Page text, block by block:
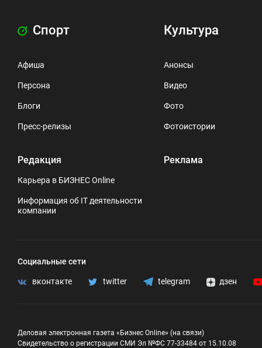
Спорт
Афиша
Персона
Блоги
Пресс-релизы
Редакция
Карьера в БИЗНЕС Online
Информация об IT деятельности
компании
Культура
Анонсы
Видео
Фото
Фотоистории
Реклама
Социальные сети
вконтакте twitter telegram дзен
Деловая электронная газета «Бизнес Online» (на связи)
Свидетельство о регистрации СМИ Эл №ФС 77-33484 от 15.10.08